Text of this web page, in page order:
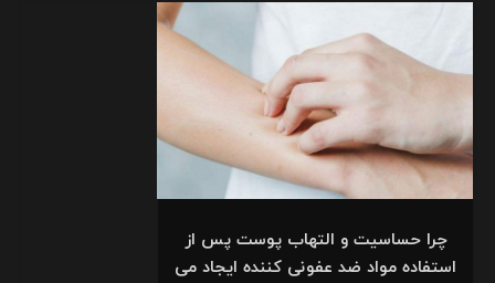
چرا حساسیت و التهاب پوست پس از
استفاده مواد ضد عفونی کننده ایجاد می